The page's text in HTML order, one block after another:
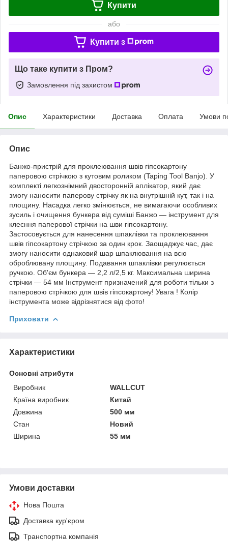
Купити
або
Купити з
Що таке купити з Пром?
Замовлення під захистом
Опис Характеристики Доставка Оплата Умови
Опис
Банжо-пристрій для проклеювання швів гіпсокартону
паперовою стрічкою з кутовим роликом (Taping Tool Banjo). У
комплекті легкознімний двосторонній аплікатор, який дає
змогу наносити паперову стрічку як на внутрішній кут, так і на
площину. Насадка легко змінюється, не вимагаючи особливих
зусиль і очищення бункера від суміші Банжо — інструмент для
клеєння паперової стрічки на шви гіпсокартону.
Застосовується для нанесення шпаклівки та проклеювання
швів гіпсокартону стрічкою за один крок. Заощаджує час, дає
змогу наносити однаковий шар шпаклювання на всю
оброблювану площину. Подавання шпаклівки регулюється
ручкою. Об'єм бункера — 2,2 л/2,5 кг. Максимальна ширина
стрічки — 54 мм Інструмент призначений для роботи тільки з
паперовою стрічкою для швів гіпсокартону! Увага ! Колір
інструмента може відрізнятися від фото!
Приховати
Характеристики
Основні атрибути
Виробник
WALLCUT
Країна виробник
Китай
Довжина
500 мм
Стан
Новий
Ширина
55 мм
Умови доставки
Нова Пошта
Доставка кур'єром
Транспортна компанія